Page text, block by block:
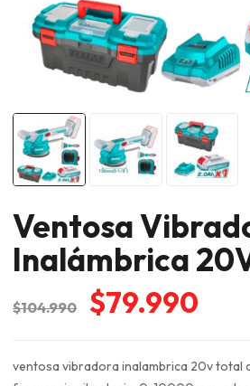
Ventosa
Inalámbrica
$104.990
El
original
$79.990
ventosa vibradora inalambrica 20v total